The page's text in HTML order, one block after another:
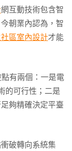
網互動技術包含智
朝業內認為，智
區室內設計才能
有兩個：一是電
的可行性；二是
夠精確決定平臺
破轉向系統集